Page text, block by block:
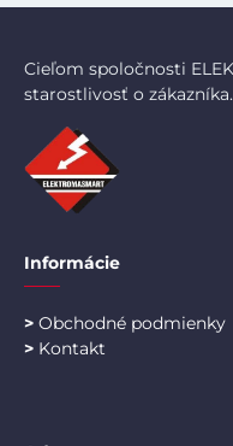
Cieľom spoločnosti
starostlivosť o zákazníka.
Informácie
> Obchodné podmienky
> Kontakt